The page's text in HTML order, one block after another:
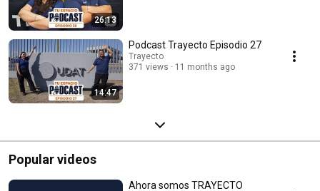
26:13
14:47
Podcast Trayecto Episodio 27
Trayecto
371 views
11 months ago
Popular videos
Ahora somos TRAYECTO